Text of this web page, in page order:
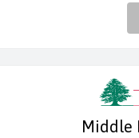
Middle